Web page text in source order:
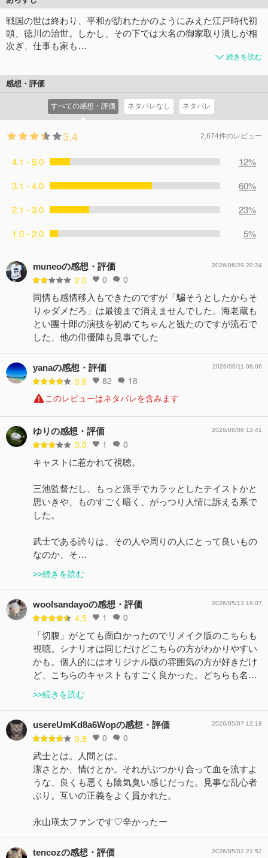
戦国の世は終わり、平和が訪れたかのようにみえた江戸時代初
頭、徳川の治世。しかし、その下では大名の御家取り潰しが相
次ぎ、仕事も家も…
続きを読む
感想・評価
すべての感想・評価 ネタバレなし ネタバレ
3.4 2,674件のレビュー
4.1 - 5.0
12%
3.1 - 4.0
60%
2.1 - 3.0
23%
1.0 - 2.0
5%
muneoの感想・評価
2.0 0 0
2026/06/29 20:24
同情も感情移入もできたのですが「騙そうとしたからそ
りゃダメだろ」は最後まで消えませんでした。海老蔵も
とい團十郎の演技を初めてちゃんと観たのですが流石で
した、他の俳優陣も見事でした
yanaの感想・評価
3.8 82 18
2026/06/11 08:06
このレビューはネタバレを含みます
ゆりの感想・評価
3.0 1 0
2026/06/06 12:41
キャストに惹かれて視聴。
三池監督だし、もっと派手でカラッとしたテイストかと
思いきや、ものすごく暗く、がっつり人情に訴える系で
した。
武士である誇りは、その人や周りの人にとって良いもの
なのか、そ…
>>続きを読む
woolsandayoの感想・評価
4.5 1 0
2026/05/13 18:07
「切腹」がとても面白かったのでリメイク版のこちらも
視聴。シナリオは同じだけどこちらの方がわかりやすい
かも。個人的にはオリジナル版の雰囲気の方が好きだけ
ど、こちらのキャストもすごく良かった。どちらも名…
>>続きを読む
usereUmKd8a6Wopの感想・評価
3.8 0 0
2026/05/07 12:18
武士とは。人間とは。
潔さとか、情けとか。それがぶつかり合って血を流すよ
うな、良くも悪くも陰気臭い感じだった。見事な乱心者
ぶり。互いの正義をよく貫かれた。
永山瑛太ファンです♡辛かったー
tencozの感想・評価 2026/05/02 21:52